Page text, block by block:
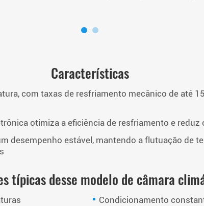
Características
com taxas de resfriamento mecânico de até
otimiza a eficiência de resfriamento e reduz
desempenho estável, mantendo a flutuação de
típicas desse modelo de câmara
Condicionamento